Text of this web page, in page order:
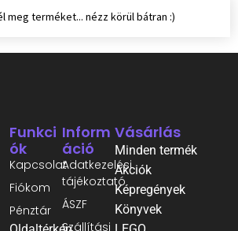
meg terméket... nézz körül bátran :)
Inform
Áció
Adatkezelési
tájékoztató
ÁSZF
Szállítási
Funkci
Ók
Kapcsolat
Fiókom
Pénztár
Vásárlás
Minden termék
Akciók
Képregények
Könyvek